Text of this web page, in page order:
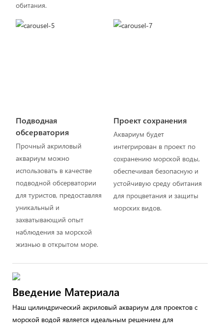
обитания.
Подводная
обсерватория
Прочный акриловый
аквариум можно
использовать в качестве
подводной обсерватории
для туристов, предоставляя
уникальный и
захватывающий опыт
наблюдения за морской
жизнью в открытом море.
Проект сохранения
Аквариум будет
интегрирован в проект по
сохранению морской воды,
обеспечивая безопасную и
устойчивую среду обитания
для процветания и защиты
морских видов.
Введение Материала
Наш цилиндрический акриловый аквариум для проектов с
морской водой является идеальным решением для